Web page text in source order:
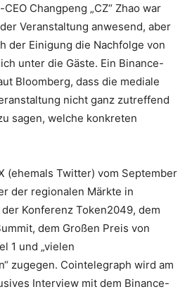
Changpeng „CZ“ Zhao war
Veranstaltung anwesend, aber
der Einigung die Nachfolge von
unter die Gäste. Ein Binance-
Bloomberg, dass die mediale
nicht ganz zutreffend
sagen, welche konkreten
(ehemals Twitter) vom September
der regionalen Märkte in
Konferenz Token2049, dem
dem Großen Preis von
1 und „vielen
zugegen. Cointelegraph wird am
Interview mit dem Binance-